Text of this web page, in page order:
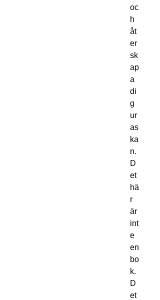
oc
h
åt
er
sk
ap
a
di
g
ur
as
ka
n.
D
et
hä
r
är
int
e
en
bo
k.
D
et